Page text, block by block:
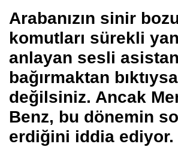
Arabanızın sinir
komutları sürekli
anlayan sesli
bağırmaktan
değilsiniz. Ancak
Benz, bu dönemin
erdiğini iddia ediyor.